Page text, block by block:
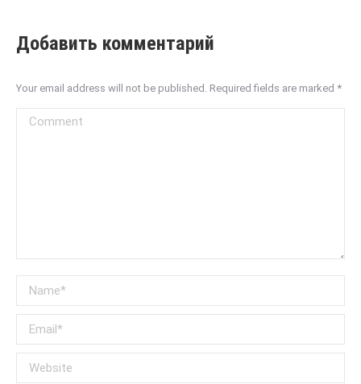
Добавить комментарий
Your email address will not be published. Required fields are marked *
Comment
Name *
Email *
Website